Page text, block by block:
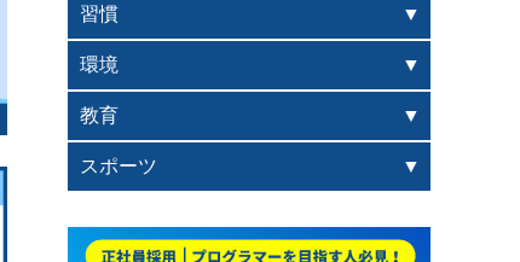
習慣
環境
教育
スポーツ